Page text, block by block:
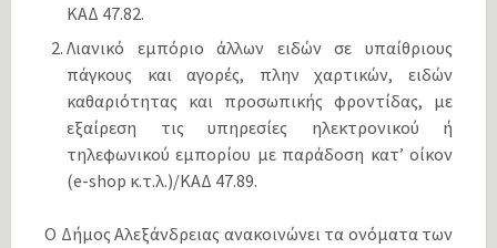
ΚΑΔ 47.82.
Λιανικό εμπόριο άλλων ειδών σε υπαίθριους
πάγκους και αγορές, πλην χαρτικών, ειδών
καθαριότητας και προσωπικής φροντίδας, με
εξαίρεση τις υπηρεσίες ηλεκτρονικού ή
τηλεφωνικού εμπορίου με παράδοση κατ’ οίκον
(e-shop κ.τ.λ.)/ΚΑΔ 47.89.
Ο Δήμος Αλεξάνδρειας ανακοινώνει τα ονόματα των